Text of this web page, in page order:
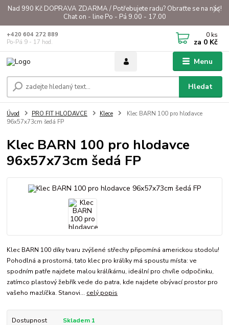
Nad 990 Kč DOPRAVA ZDARMA / Potřebujete radu? Obraťte se na nás!
Chat on - line Po - Pá 9.00 - 17.00
Menu
Hledat
+420 604 272 889
Po-Pá 9 - 17 hod.
0 ks
za 0 Kč
Úvod PRO FIT HLODAVCE Klece
Klec BARN 100 pro hlodavce
96x57x73cm šedá FP
Klec BARN 100 pro hlodavce
96x57x73cm šedá FP
Klec BARN 100 díky tvaru zvýšené střechy připomíná americkou stodolu!
Pohodlná a prostorná, tato klec pro králíky má spoustu místa: ve
spodním patře najdete malou králíkárnu, ideální pro chvíle odpočinku,
zatímco plastový žebřík vede do patra, kde najdete obývací prostor pro
vašeho mazlíčka. Stanovi... celý popis
Dostupnost Skladem 1